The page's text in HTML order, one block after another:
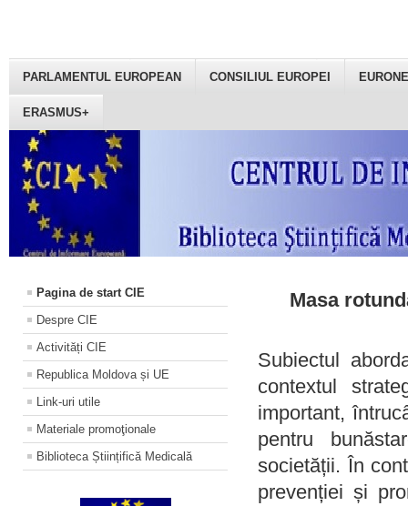
PARLAMENTUL EUROPEAN CONSILIUL EUROPEI
ERASMUS+
Pagina de start CIE
Despre CIE
Activități CIE
Republica Moldova și UE
Link-uri utile
Materiale promoţionale
Biblioteca Științifică Medicală
Masa
Subiectul
contextul
important,
pentru
societății. În
prevenției și